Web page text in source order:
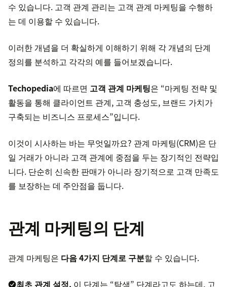
수 있습니다. 고객 관계 관리는 고객 관계 마케팅을 수행하
는 데 이용할 수 있습니다.
이러한 개념을 더 확실하게 이해하기 위해 각 개념의 단계
정의를 분석하고 각각의 예를 들어보겠습니다.
Techopedia에 따르면 고객 관계 마케팅은 “마케팅 전략 및
활동을 통해 클라이언트 관계, 고객 충성도, 브랜드 가치가
구축되는 비즈니스 프로세스”입니다.
이것이 시사하는 바는 무엇일까요? 관계 마케팅(CRM)은 단
일 거래가 아니라 고객 관계에 중점을 두는 장기적인 전략입
니다. 단순히 신속한 판매가 아니라 장기적으로 고객 만족도
를 보장하는 데 주안점을 둡니다.
관계 마케팅의 단계
관계 마케팅은 다음 4가지 단계로 구분할 수 있습니다.
최초 관계 설정. 이 단계는 “탐색” 단계라고도 하는데, 고